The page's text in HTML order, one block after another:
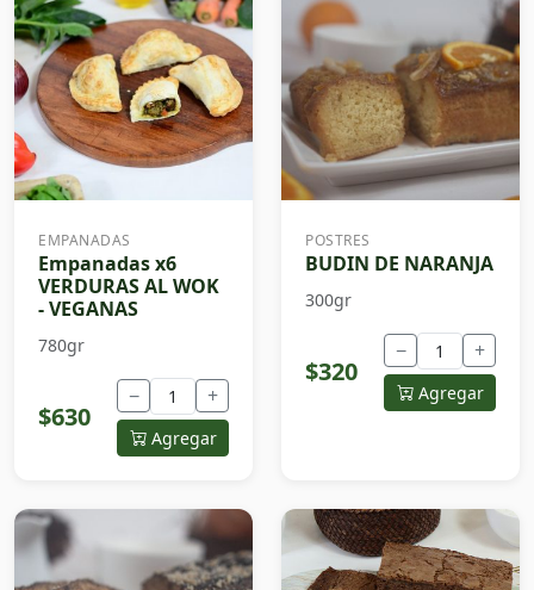
EMPANADAS
Empanadas x6
VERDURAS AL WOK
- VEGANAS
780gr
$630
− +
Agregar
POSTRES
BUDIN DE NARANJA
300gr
$320
− +
Agregar